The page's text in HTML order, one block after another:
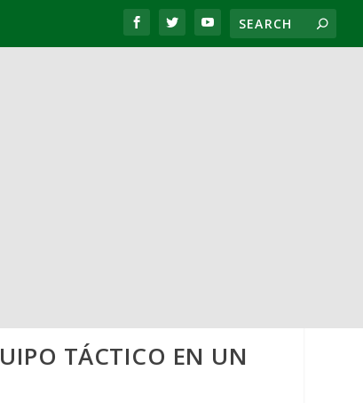
TÁCTICO EN UN